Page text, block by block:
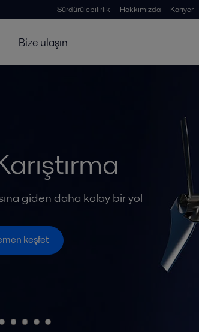
Sürdürülebilirlik Hakkımızda Kariyer
Bize ulaşın
giden daha kolay bir yol
keşfet